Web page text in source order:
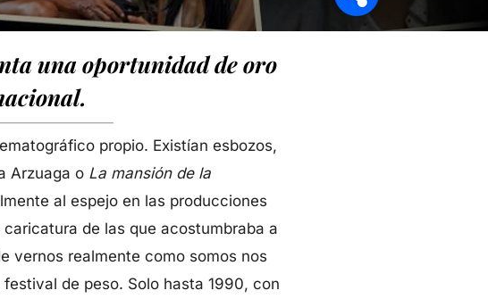
una oportunidad de oro
propio. Existían esbozos,
Arzuaga o La mansión de la
al espejo en las producciones
de las que acostumbraba a
vernos realmente como somos nos
de peso. Solo hasta 1990, con